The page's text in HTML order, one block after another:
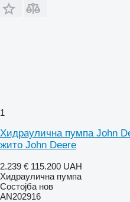
1
Хидраулична пумпа John
жито John Deere
2.239 € 115.200 UAH
Хидраулична пумпа
Состојба нов
AN202916